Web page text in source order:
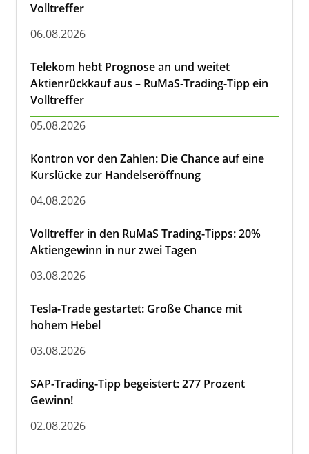
Volltreffer
06.08.2026
Telekom hebt Prognose an und weitet
Aktienrückkauf aus – RuMaS-Trading-Tipp ein
Volltreffer
05.08.2026
Kontron vor den Zahlen: Die Chance auf eine
Kurslücke zur Handelseröffnung
04.08.2026
Volltreffer in den RuMaS Trading-Tipps: 20%
Aktiengewinn in nur zwei Tagen
03.08.2026
Tesla-Trade gestartet: Große Chance mit
hohem Hebel
03.08.2026
SAP-Trading-Tipp begeistert: 277 Prozent
Gewinn!
02.08.2026